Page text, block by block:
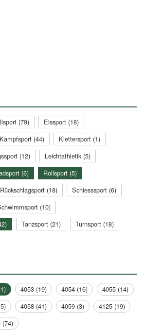
(79)
Eissport (18)
Kampfsport (44)
Klettersport (1)
(12)
Leichtathletik (5)
(6)
Rollsport (5)
Rückschlagsport (18)
Schiesssport (6)
(10)
Tanzsport (21)
Turnsport (18)
4053 (19) 4054 (16)
4055 (14)
4058 (41) 4059 (3)
4125 (19)
(74)